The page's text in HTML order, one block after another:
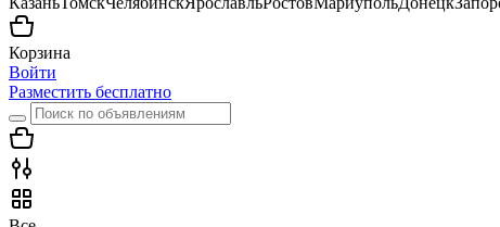
Корзина
Войти
Разместить бесплатно